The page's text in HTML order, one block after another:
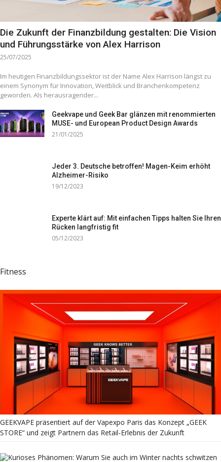
Die Zukunft der Finanzbildung gestalten: Die Vision
und Führungsstärke von Alex Harrison
25/07/2025
Im heutigen Finanzbildungssektor ist der Name Alex Harrison längst zu
einem Synonym für Innovation, Weitblick und Branchenkompetenz
geworden. Als herausragender...
Geekvape und Geek Bar glänzen mit renommierten
MUSE- und European Product Design Awards
21/01/2025
Jeder 3. Deutsche betroffen! Magen-Keim erhöht
Alzheimer-Risiko
19/12/2023
Experte klärt auf: Mit einfachen Tipps halten Sie Ihren
Rücken langfristig fit
05/12/2023
Fitness
GEEKVAPE präsentiert auf der Vapexpo Paris das Konzept „GEEK
STORE“ und zeigt Partnern das Retail-Erlebnis der Zukunft